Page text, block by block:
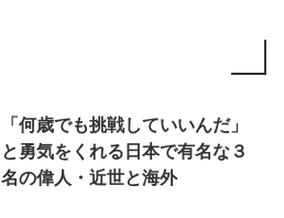
「何歳でも挑戦していいんだ」
と勇気をくれる日本で有名な３
名の偉人・近世と海外